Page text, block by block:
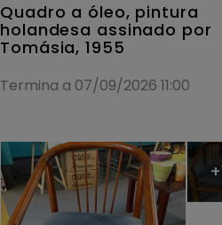
Quadro a óleo, pintura
holandesa assinado por
Tomásia, 1955
Termina a 07/09/2026 11:00